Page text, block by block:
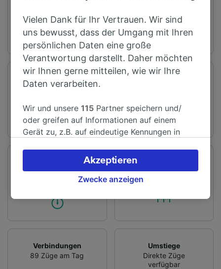
Abfahrtsstation
Cambridge
Ab 14 Min
24 km
Verbindungen
89 Züge am Tag
Umstiege
Direkte Züge
verfügbar
Vielen Dank für Ihr Vertrauen. Wir sind
uns bewusst, dass der Umgang mit Ihren
persönlichen Daten eine große
Verantwortung darstellt. Daher möchten
wir Ihnen gerne mitteilen, wie wir Ihre
Daten verarbeiten.
Wir und unsere115 Partner speichern und/
oder greifen auf Informationen auf einem
Gerät zu, z.B. auf eindeutige Kennungen in
verarbeiten. Sie können Ihre Präferenzen
akzeptieren oder verwalten, einschließlich
Ihres Widerspruchsrechts bei berechtigtem
besuchen Sie jederzeit die Seite der
werden unseren Partnern signalisiert und
Daten werden nicht für Tracking-Zwecke
verwendet, wenn Sie uns gebeten haben, Ihr
Zwecke anzeigen
Akzeptieren